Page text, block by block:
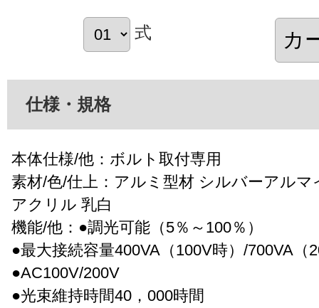
式
仕様・規格
本体仕様/他：ボルト取付専用
素材/色/仕上：アルミ型材 シルバーアルマ
アクリル 乳白
機能/他：●調光可能（5％～100％）
●最大接続容量400VA（100V時）/700VA（
●AC100V/200V
●光束維持時間40，000時間